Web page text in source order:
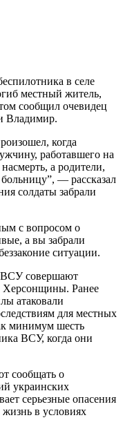
в селе
местный житель,
сообщил очевидец
Владимир.
когда
работавшего на
а родители,
— рассказал
солдаты забрали
с вопросом о
а вы забрали
ситуации.
ВСУ совершают
Херсонщины. Ранее
атаковали
для местных
минимум шесть
ВСУ, когда они
сообщать о
украинских
серьезные опасения
в условиях